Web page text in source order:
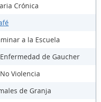
Crónica
a la Escuela
de Gaucher
Violencia
de Granja